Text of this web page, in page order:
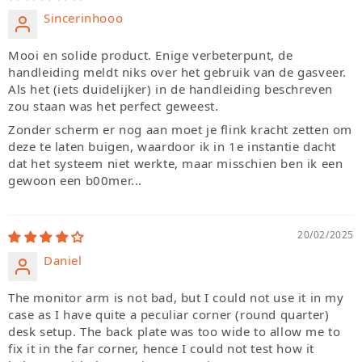
Sincerinhooo
Mooi en solide product. Enige verbeterpunt, de
handleiding meldt niks over het gebruik van de gasveer.
Als het (iets duidelijker) in de handleiding beschreven
zou staan was het perfect geweest.
Zonder scherm er nog aan moet je flink kracht zetten om
deze te laten buigen, waardoor ik in 1e instantie dacht
dat het systeem niet werkte, maar misschien ben ik een
gewoon een b00mer...
20/02/2025
Daniel
The monitor arm is not bad, but I could not use it in my
case as I have quite a peculiar corner (round quarter)
desk setup. The back plate was too wide to allow me to
fix it in the far corner, hence I could not test how it